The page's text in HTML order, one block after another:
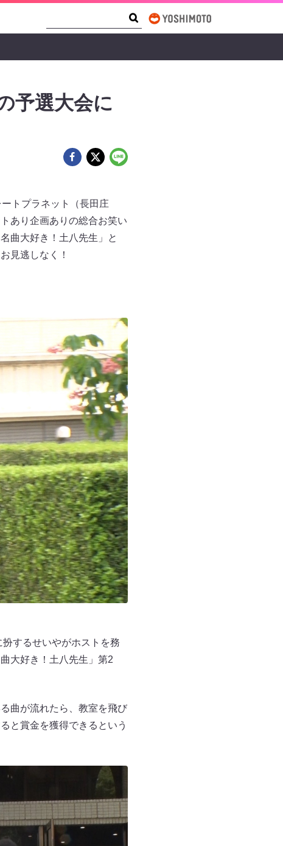
予選大会に
トプラネット（長田庄
あり企画ありの総合お笑い
曲大好き！土八先生」と
見逃しなく！
するせいやがホストを務
大好き！土八先生」第2
曲が流れたら、教室を飛び
と賞金を獲得できるという